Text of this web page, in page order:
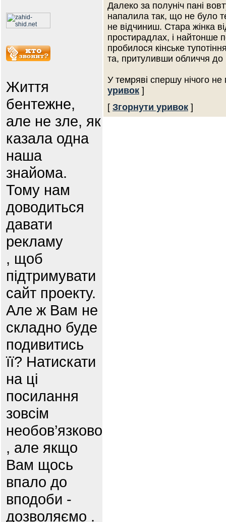
Життя
бентежне,
але не зле, як
казала одна
наша
знайома.
Тому нам
доводиться
давати
рекламу
, щоб
підтримувати
сайт проекту.
Але ж Вам не
складно буде
подивитись
її? Натискати
на ці
посилання
зовсім
необов’язково
, але якщо
Вам щось
впало до
вподоби -
дозволяємо .
Далеко за полуніч пані
напалила так, що не було
не відчиниш. Стара жінка
простирадлах, і найтонше
пробилося кінське
та, притуливши обличчя до
У темряві спершу нічого не
уривок ]
[ Згорнути уривок ]